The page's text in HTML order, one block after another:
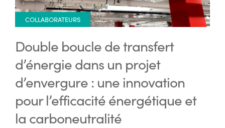
COLLABORATEURS
Double boucle de transfert
d’énergie dans un projet
d’envergure : une innovation
pour l’efficacité énergétique et
la carboneutralité